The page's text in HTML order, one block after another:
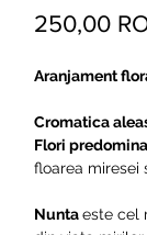
250,00
Aranjament
Cromatica
Flori
floarea miresei
Nuntaeste cel